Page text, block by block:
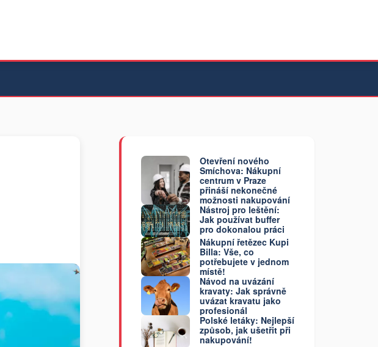
Otevření nového
Smíchova: Nákupní
centrum v Praze
přináší nekonečné
možnosti nakupování
Nástroj pro leštění:
Jak používat buffer
pro dokonalou práci
Nákupní řetězec Kupi
Billa: Vše, co
potřebujete v jednom
místě!
Návod na uvázání
kravaty: Jak správně
uvázat kravatu jako
profesionál
Polské letáky: Nejlepší
způsob, jak ušetřit při
nakupování!